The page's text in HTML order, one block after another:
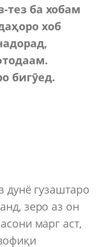
тез ба хобам
хоб
бигӯед.
дунё гузаштаро
зеро аз он
марг аст,